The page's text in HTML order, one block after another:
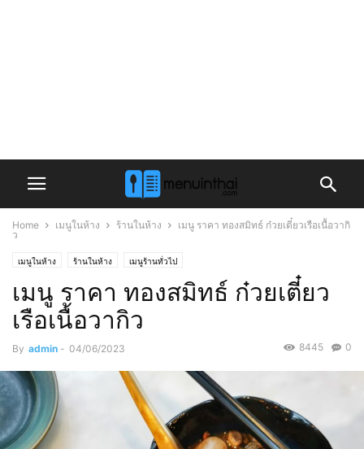
Home เมนูในห้าง ร้านในห้าง
เมนู ราคา ทองสมิทธ์ ก๋วยเตี๋ยวเรือเนื้อวากิ
ว
เมนูในห้าง ร้านในห้าง เมนูร้านทั่วไป
เมนู ราคา ทองสมิทธ์ ก๋วยเตี๋ยว
เรือเนื้อวากิว
By admin - 04/06/2023 0
8445